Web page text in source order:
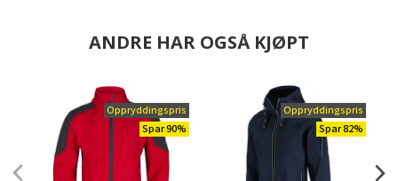
ANDRE HAR OGSÅ KJØPT
Oppryddingspris
Spar 90%
Oppryddingspris
Spar 82%